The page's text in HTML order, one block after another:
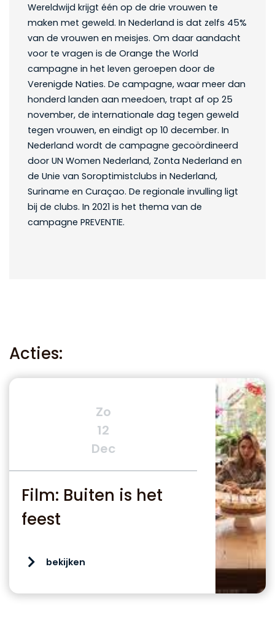
Wereldwijd krijgt één op de drie vrouwen te
maken met geweld. In Nederland is dat zelfs 45%
van de vrouwen en meisjes. Om daar aandacht
voor te vragen is de Orange the World
campagne in het leven geroepen door de
Verenigde Naties. De campagne, waar meer dan
honderd landen aan meedoen, trapt af op 25
november, de internationale dag tegen geweld
tegen vrouwen, en eindigt op 10 december. In
Nederland wordt de campagne gecoördineerd
door UN Women Nederland, Zonta Nederland en
de Unie van Soroptimistclubs in Nederland,
Suriname en Curaçao. De regionale invulling ligt
bij de clubs. In 2021 is het thema van de
campagne PREVENTIE.
Acties:
Zo
12
Dec
Film: Buiten is het
feest
bekijken